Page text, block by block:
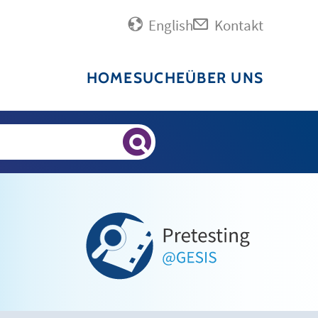
English Kontakt
HOMESUCHEÜBER UNS